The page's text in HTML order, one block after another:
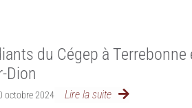
du Cégep à
Dion
octobre 2024 Lire la suite